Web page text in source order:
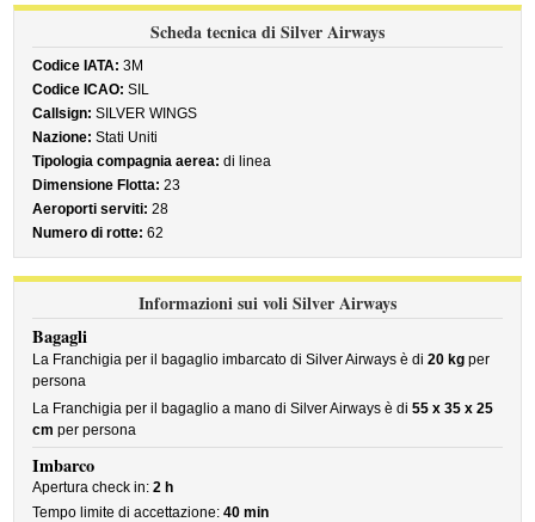
Scheda tecnica di Silver Airways
Codice IATA: 3M
Codice ICAO: SIL
Callsign: SILVER WINGS
Nazione: Stati Uniti
Tipologia compagnia aerea: di linea
Dimensione Flotta: 23
Aeroporti serviti: 28
Numero di rotte: 62
Informazioni sui voli Silver Airways
Bagagli
La Franchigia per il bagaglio imbarcato di Silver Airways è di20 kg per
persona
La Franchigia per il bagaglio a mano di Silver Airways è di55 x 35 x 25
cm per persona
Imbarco
Apertura check in:2 h
Tempo limite di accettazione:40 min